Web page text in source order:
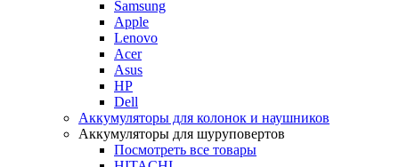
Samsung
Apple
Lenovo
Acer
Asus
HP
Dell
Аккумуляторы для колонок и наушников
Аккумуляторы для шуруповертов
Посмотреть все товары